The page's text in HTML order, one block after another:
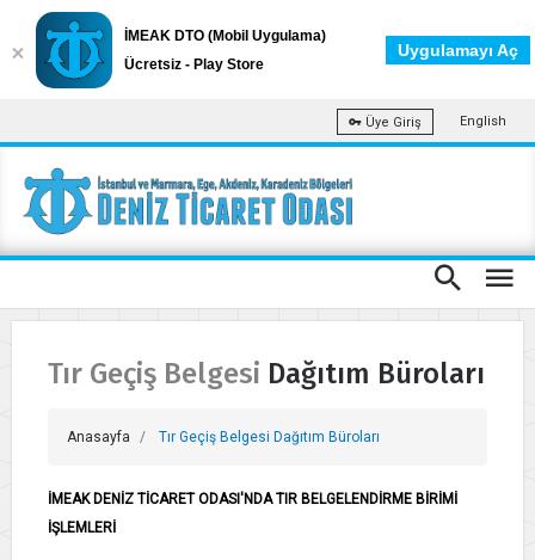
Üye Giriş English
Tır Geçiş Belgesi Dağıtım Büroları
Anasayfa Tır Geçiş Belgesi Dağıtım Büroları
İMEAK DENİZ TİCARET ODASI'NDA TIR BELGELENDİRME BİRİMİ
İŞLEMLERİ
İMEAK DTO (Mobil Uygulama)
Ücretsiz - Play Store
Uygulamayı Aç